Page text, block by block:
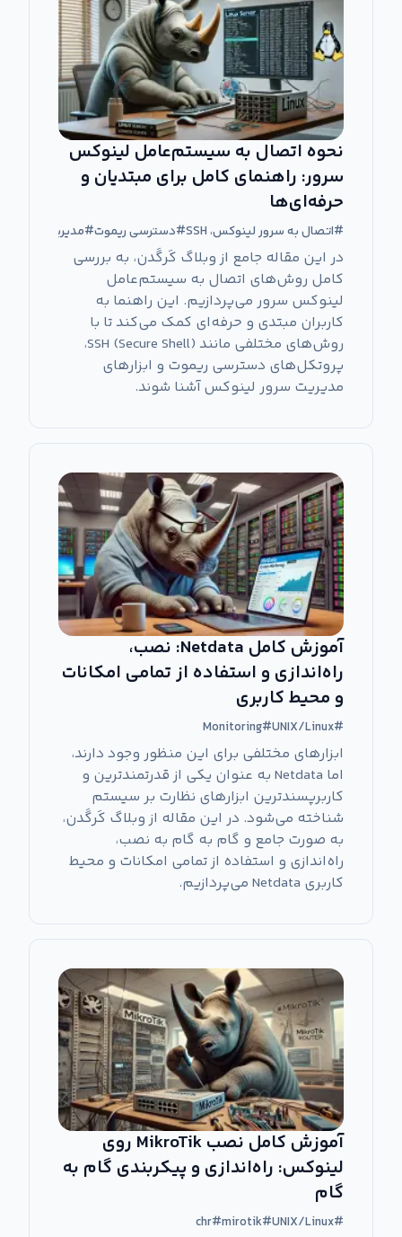
نحوه اتصال به سیستم‌عامل لینوکس
سرور: راهنمای کامل برای مبتدیان و
حرفه‌ای‌ها
#اتصال به سرور لینوکس، SSH #دسترسی ریموت#مدیریت سرور
در این مقاله جامع از وبلاگ کَرگَدن، به بررسی
کامل روش‌های اتصال به سیستم‌عامل
لینوکس سرور می‌پردازیم. این راهنما به
کاربران مبتدی و حرفه‌ای کمک می‌کند تا با
روش‌های مختلفی مانند SSH (Secure Shell)،
پروتکل‌های دسترسی ریموت و ابزارهای
مدیریت سرور لینوکس آشنا شوند.
آموزش کامل Netdata: نصب،
راه‌اندازی و استفاده از تمامی امکانات
و محیط کاربری
#
UNIX/Linux
#
Monitoring
ابزارهای مختلفی برای این منظور وجود دارند،
اما Netdata به عنوان یکی از قدرتمندترین و
کاربرپسندترین ابزارهای نظارت بر سیستم
شناخته می‌شود. در این مقاله از وبلاگ کَرگَدن،
به صورت جامع و گام به گام به نصب،
راه‌اندازی و استفاده از تمامی امکانات و محیط
کاربری Netdata می‌پردازیم.
آموزش کامل نصب MikroTik روی
لینوکس: راه‌اندازی و پیکربندی گام به
گام
#
UNIX/Linux
#
mirotik
#
chr